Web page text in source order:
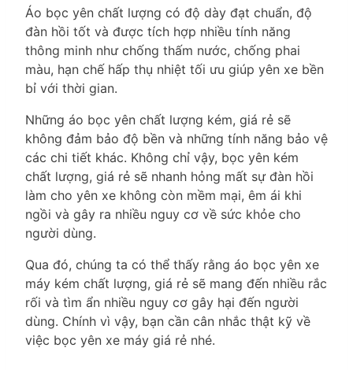
Áo bọc yên chất lượng có độ dày đạt chuẩn, độ
đàn hồi tốt và được tích hợp nhiều tính năng
thông minh như chống thấm nước, chống phai
màu, hạn chế hấp thụ nhiệt tối ưu giúp yên xe bền
bỉ với thời gian.
Những áo bọc yên chất lượng kém, giá rẻ sẽ
không đảm bảo độ bền và những tính năng bảo vệ
các chi tiết khác. Không chỉ vậy, bọc yên kém
chất lượng, giá rẻ sẽ nhanh hỏng mất sự đàn hồi
làm cho yên xe không còn mềm mại, êm ái khi
ngồi và gây ra nhiều nguy cơ về sức khỏe cho
người dùng.
Qua đó, chúng ta có thể thấy rằng áo bọc yên xe
máy kém chất lượng, giá rẻ sẽ mang đến nhiều rắc
rối và tìm ẩn nhiều nguy cơ gây hại đến người
dùng. Chính vì vậy, bạn cần cân nhắc thật kỹ về
việc bọc yên xe máy giá rẻ nhé.